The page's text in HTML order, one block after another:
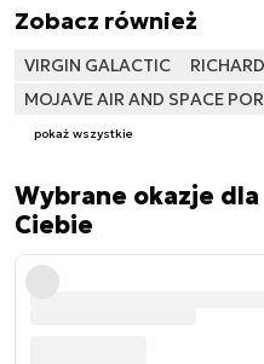
Zobacz również
VIRGIN GALACTIC
MOJAVE AIR AND SPACE
pokaż wszystkie
Wybrane okazje dla
Ciebie